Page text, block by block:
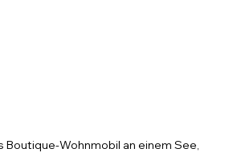
Wohnmobil an einem See,